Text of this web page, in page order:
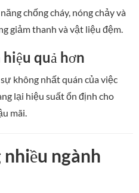
chống cháy, nóng chảy và
giảm thanh và vật liệu đệm.
hiệu quả hơn
không nhất quán của việc
lại hiệu suất ổn định cho
mãi.
ngành